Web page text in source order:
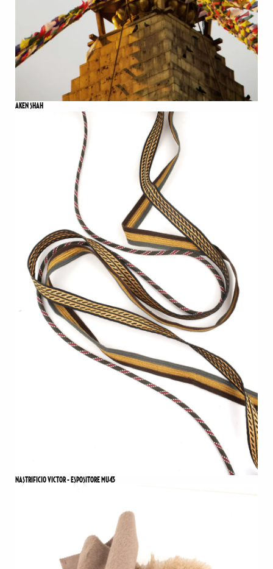
AKEN SHAH
NASTRIFICIO VICTOR - ESPOSITORE MU43